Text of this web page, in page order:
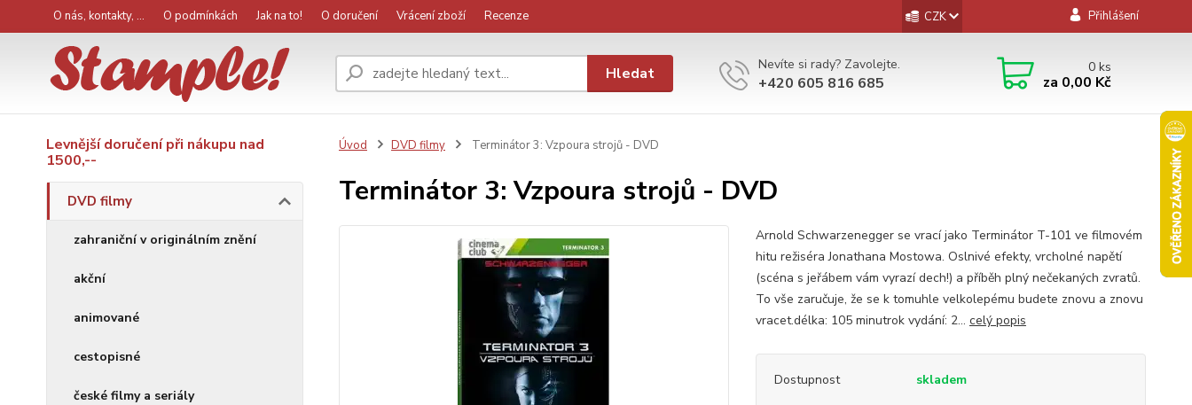
O nás, kontakty, ... O podmínkách Jak na to! O doručení Vrácení zboží Recenze CZK Přihlášení
Hledat Nevíte si rady? Zavolejte.
+420 605 816 685
0ks
za 0,00 Kč
Levnější doručení při nákupu nad
1500,--
DVD filmy
zahraniční v originálním znění
akční
animované
cestopisné
české filmy a seriály
Úvod DVD filmy Terminátor 3: Vzpoura strojů - DVD
Terminátor 3: Vzpoura strojů - DVD
Arnold Schwarzenegger se vrací jako Terminátor T-101 ve filmovém
hitu režiséra Jonathana Mostowa. Oslnivé efekty, vrcholné napětí
(scéna s jeřábem vám vyrazí dech!) a příběh plný nečekaných zvratů.
To vše zaručuje, že se k tomuhle velkolepému budete znovu a znovu
vracet.délka: 105 minutrok vydání: 2... celý popis
Dostupnost skladem